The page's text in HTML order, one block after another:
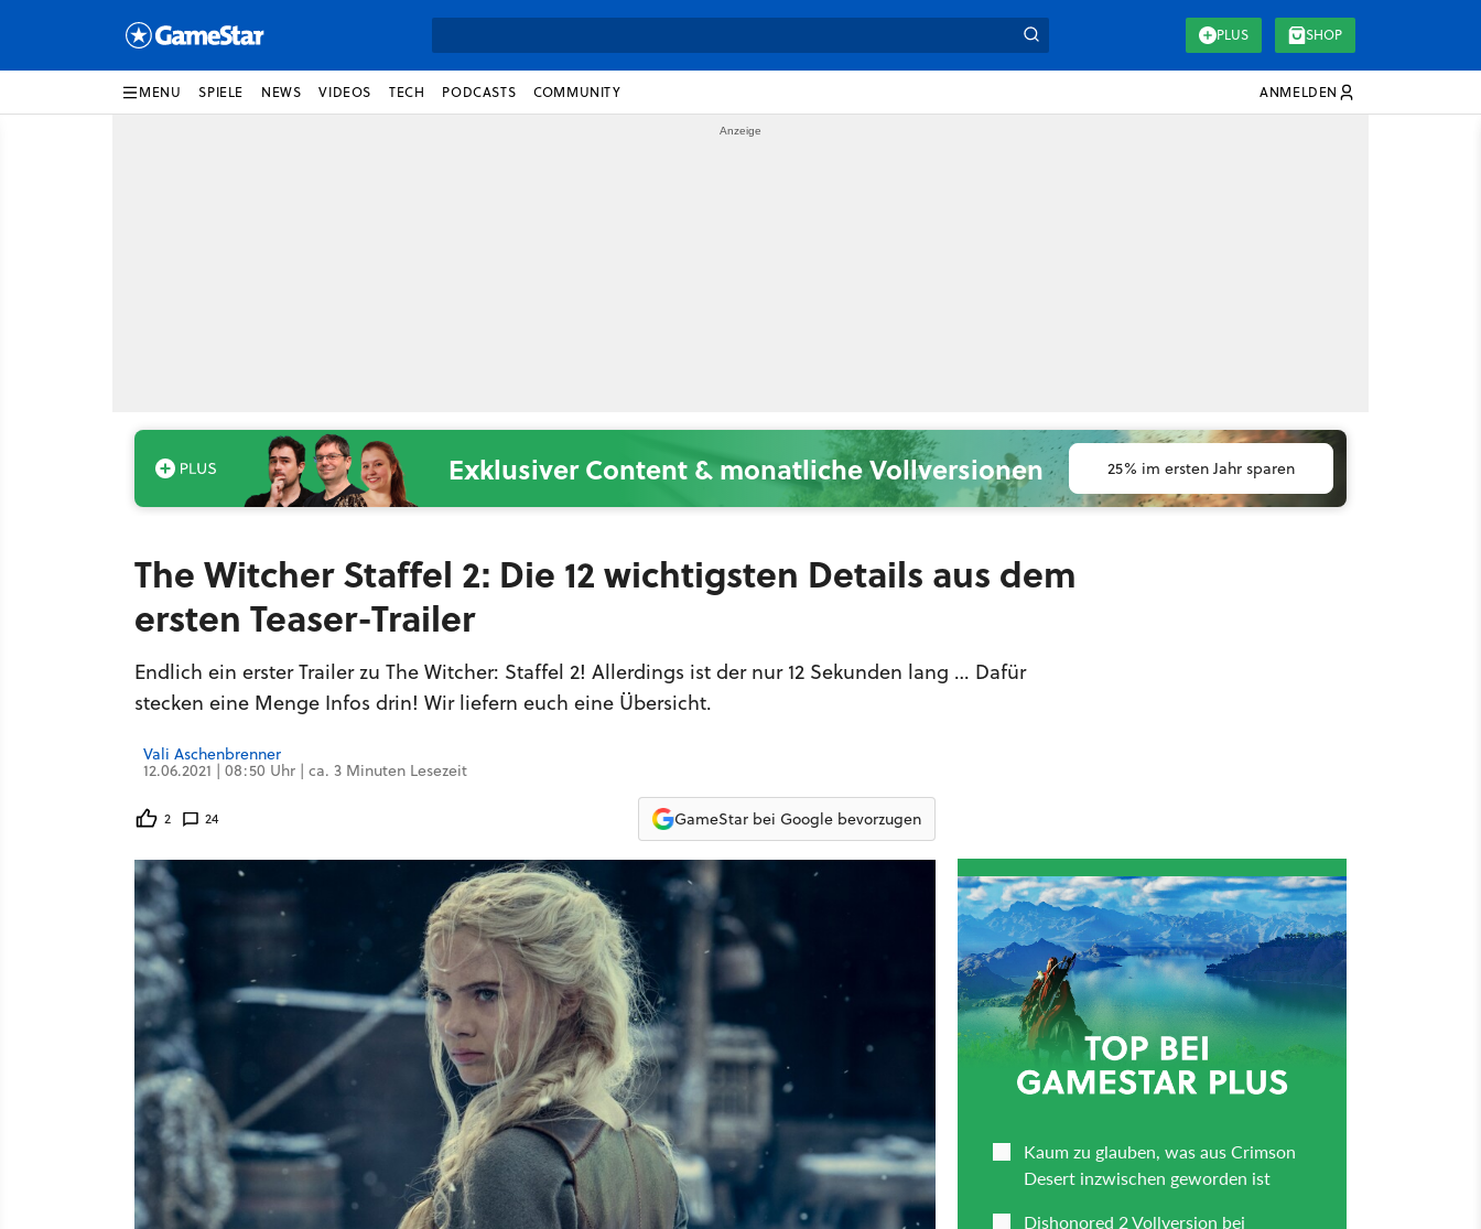
PLUS SHOP
MENU SPIELE NEWS VIDEOS TECH PODCASTS COMMUNITY ANMELDEN
Exklusiver Content & monatliche Vollversionen 25% im ersten Jahr sparen
The Witcher Staffel 2: Die 12 wichtigsten Details aus dem
ersten Teaser-Trailer
Endlich ein erster Trailer zu The Witcher: Staffel 2! Allerdings ist der nur 12 Sekunden lang … Dafür
stecken eine Menge Infos drin! Wir liefern euch eine Übersicht.
Vali Aschenbrenner
12.06.2021 | 08:50 Uhr | ca. 3 Minuten Lesezeit
2 24 GameStar bei Google bevorzugen